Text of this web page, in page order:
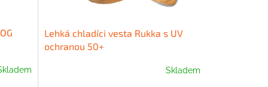
Lehká chladíci vesta Rukka s UV
ochranou 50+
Skladem